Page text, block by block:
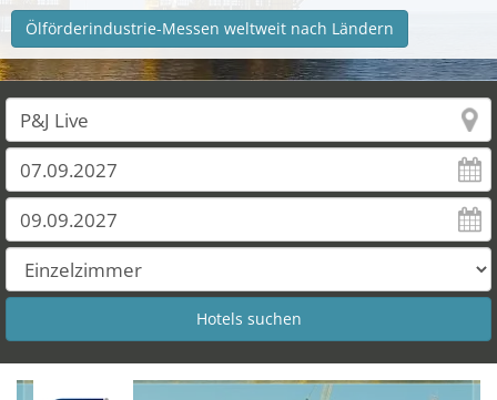
Ölförderindustrie-Messen weltweit nach Ländern